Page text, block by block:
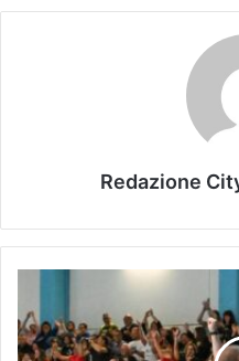
Redazione